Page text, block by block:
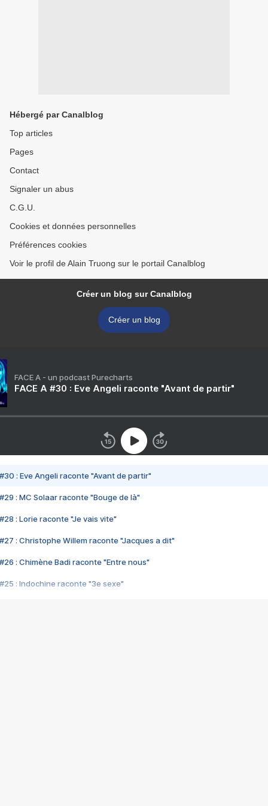
Hébergé par Canalblog
Top articles
Pages
Contact
Signaler un abus
C.G.U.
Cookies et données personnelles
Préférences cookies
Voir le profil de Alain Truong sur le portail Canalblog
Créer un blog sur Canalblog
Créer un blog
FACE A - un podcast Purecharts
FACE A #30 : Eve Angeli raconte "Avant de partir"
#30 : Eve Angeli raconte "Avant de partir"
#29 : MC Solaar raconte "Bouge de là"
#28 : Lorie raconte "Je vais vite"
#27 : Christophe Willem raconte "Jacques a dit"
#26 : Chimène Badi raconte "Entre nous"
#25 : Indochine raconte "3e sexe"